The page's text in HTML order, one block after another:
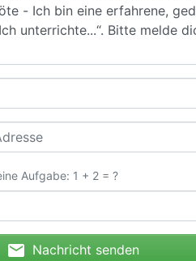
Aufgabe: 1 + 2 = ?
mail Nachricht senden